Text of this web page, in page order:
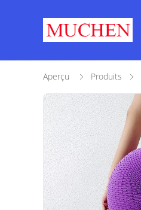
Aperçu Produits